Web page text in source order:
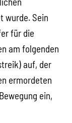
wurde. Sein
für die
am folgenden
auf, der
ermordeten
ein,